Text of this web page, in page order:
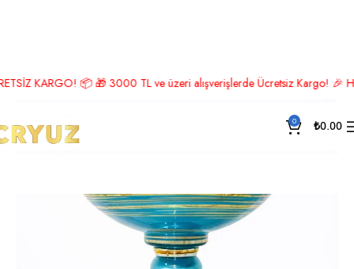
📦 🎁 3000 TL ve üzeri alışverişlerde Ücretsiz Kargo! 🎉 Hemen
0 ₺0.00
Ana Sayfa Lüks Aksesuar